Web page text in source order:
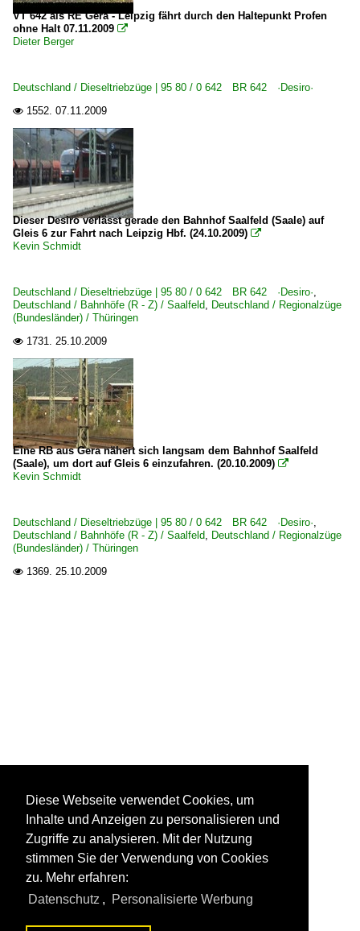
VT 642 als RE Gera - Leipzig fährt durch den Haltepunkt Profen
ohne Halt 07.11.2009 
Dieter Berger
Deutschland / Dieseltriebzüge | 95 80 / 0 642 BR 642 ·Desiro·
 1552. 07.11.2009
Dieser Desiro verlässt gerade den Bahnhof Saalfeld (Saale) auf
Gleis 6 zur Fahrt nach Leipzig Hbf. (24.10.2009) 
Kevin Schmidt
Deutschland / Dieseltriebzüge | 95 80 / 0 642 BR 642 ·Desiro·,
Deutschland / Bahnhöfe (R - Z) / Saalfeld, Deutschland / Regionalzüge
(Bundesländer) / Thüringen
 1731. 25.10.2009
Eine RB aus Gera nähert sich langsam dem Bahnhof Saalfeld
(Saale), um dort auf Gleis 6 einzufahren. (20.10.2009) 
Kevin Schmidt
Deutschland / Dieseltriebzüge | 95 80 / 0 642 BR 642 ·Desiro·,
Deutschland / Bahnhöfe (R - Z) / Saalfeld, Deutschland / Regionalzüge
(Bundesländer) / Thüringen
 1369. 25.10.2009
Diese Webseite verwendet Cookies, um
Inhalte und Anzeigen zu personalisieren und
Zugriffe zu analysieren. Mit der Nutzung
stimmen Sie der Verwendung von Cookies
zu. Mehr erfahren:
Datenschutz , Personalisierte Werbung